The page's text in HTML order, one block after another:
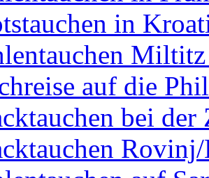
in
auf die
bei der